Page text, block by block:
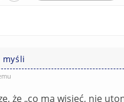
myśli
że „co ma wisieć, nie